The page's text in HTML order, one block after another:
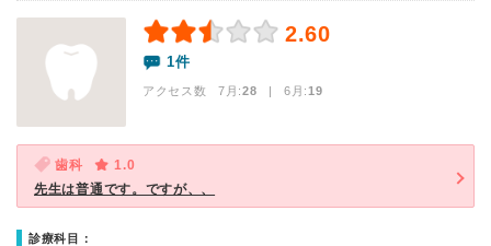
2.60
1件
アクセス数 7月:28 | 6月:19
歯科
1.0
先生は普通です。ですが、、
診療科目：